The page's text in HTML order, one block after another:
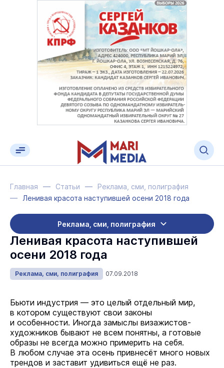
Главная Статьи
Реклама, сми, полиграфия
Ленивая красота наступившей осени 2018 года
Реклама, сми, полиграфия
Ленивая красота наступившей
осени 2018 года
Реклама, сми, полиграфия 07.09.2018
Бьюти индустрия — это целый отдельный мир,
в котором существуют свои законы
и особенности. Иногда замыслы визажистов-
художников бывают не всем понятны, а готовые
образы не всегда можно примерить на себя.
В любом случае эта осень привнесёт много новых
трендов и заставит удивиться ещё не раз.